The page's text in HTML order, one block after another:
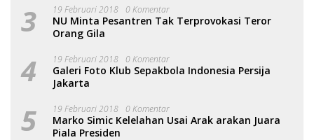
3 19 Februari 2018 0 Komentar
NU Minta Pesantren Tak Terprovokasi Teror
Orang Gila
4 19 Februari 2018 0 Komentar
Galeri Foto Klub Sepakbola Indonesia Persija
Jakarta
5 19 Februari 2018 0 Komentar
Marko Simic Kelelahan Usai Arak arakan Juara
Piala Presiden